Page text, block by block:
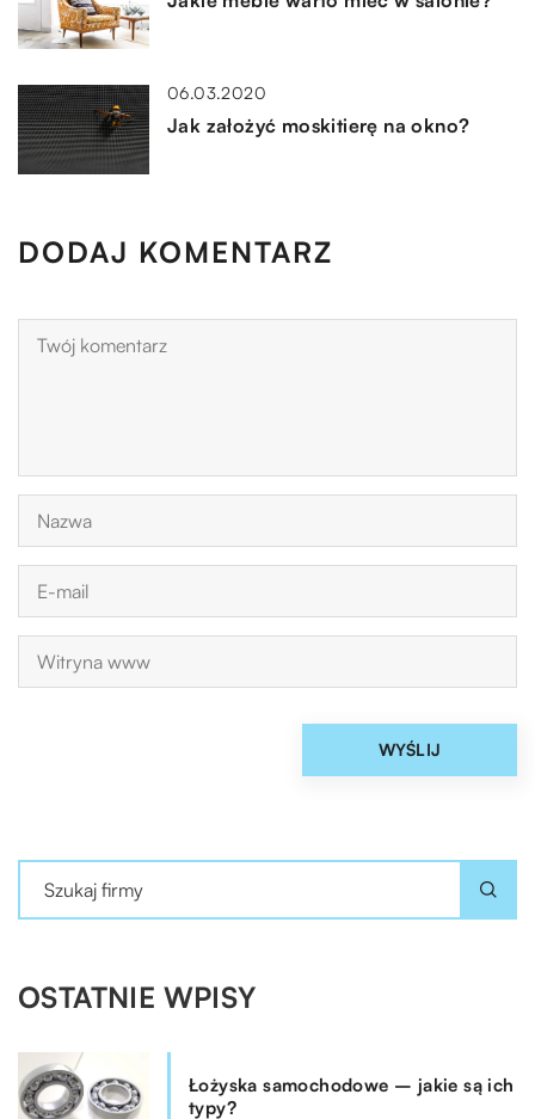
06.03.2020
Jak założyć moskitierę na okno?
DODAJ KOMENTARZ
OSTATNIE WPISY
Łożyska samochodowe – jakie są ich
typy?